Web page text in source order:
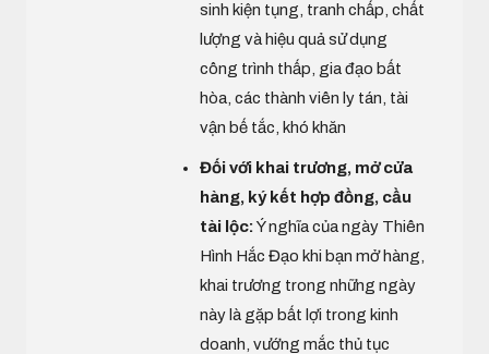
sinh kiện tụng, tranh chấp, chất
lượng và hiệu quả sử dụng
công trình thấp, gia đạo bất
hòa, các thành viên ly tán, tài
vận bế tắc, khó khăn
Đối với khai trương, mở cửa
hàng, ký kết hợp đồng, cầu
tài lộc:Ý nghĩa của ngày Thiên
Hình Hắc Đạo khi bạn mở hàng,
khai trương trong những ngày
này là gặp bất lợi trong kinh
doanh, vướng mắc thủ tục